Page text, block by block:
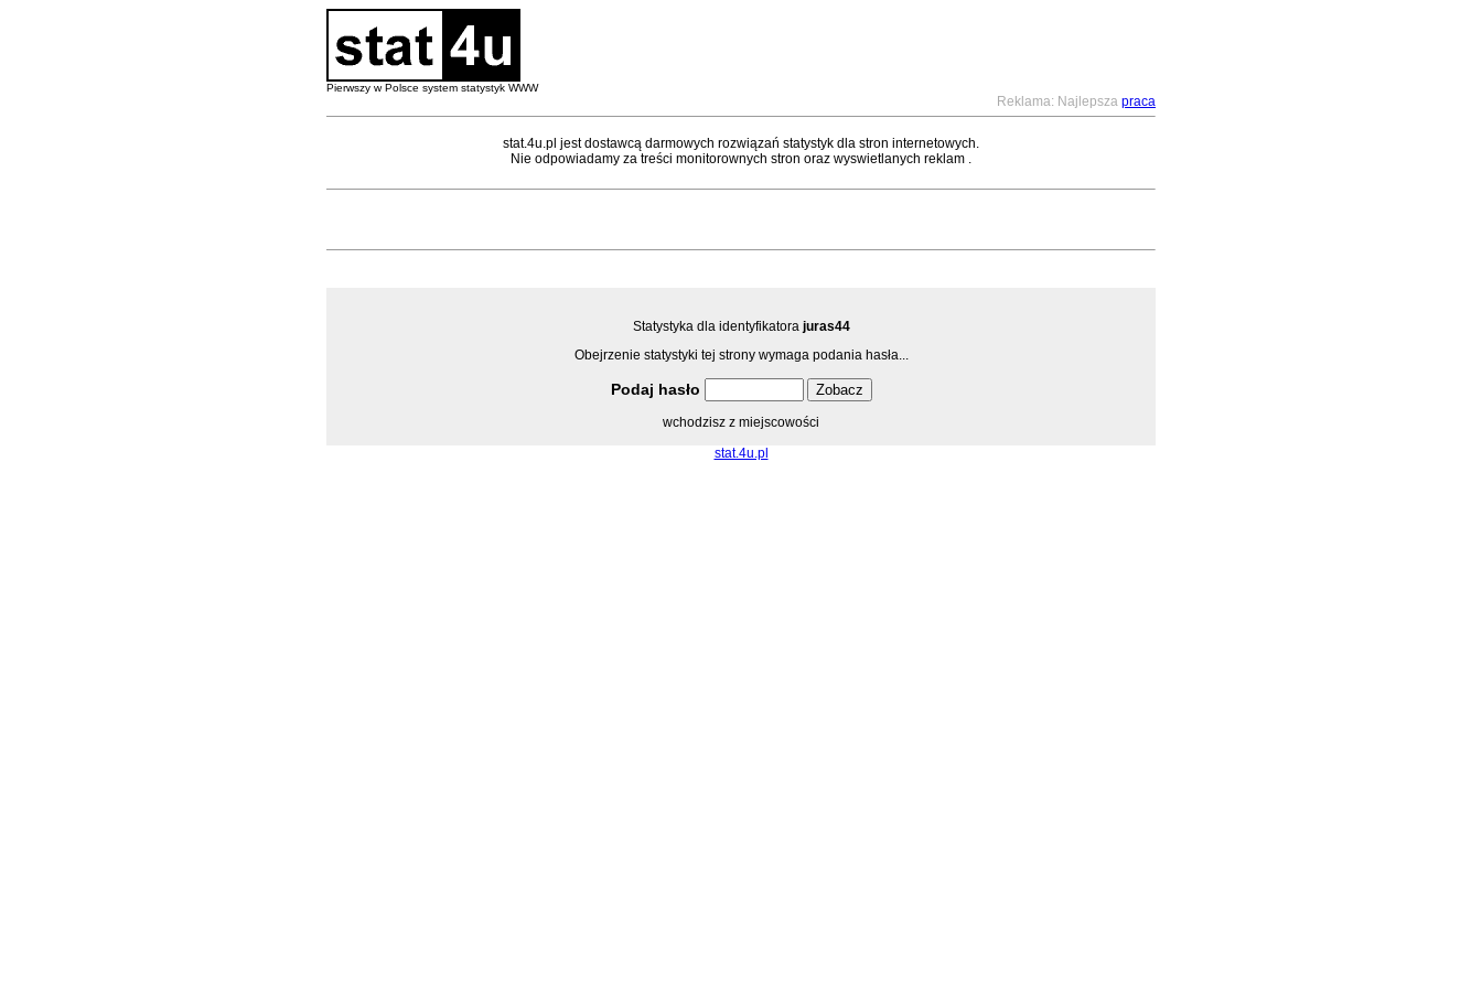
Pierwszy w Polsce system statystyk WWW
Reklama: Najlepsza praca
stat.4u.pl jest dostawcą darmowych rozwiązań statystyk dla stron internetowych.
Nie odpowiadamy za treści monitorownych stron oraz wyswietlanych reklam .
Statystyka dla identyfikatora juras44
Obejrzenie statystyki tej strony wymaga podania hasła...
Podaj hasło
wchodzisz z miejscowości
stat.4u.pl